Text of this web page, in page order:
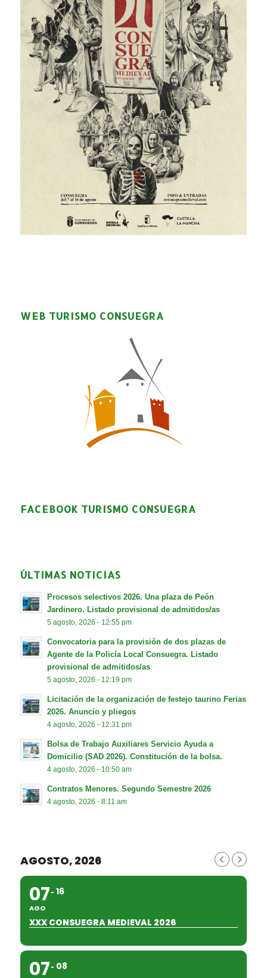
WEB TURISMO CONSUEGRA
FACEBOOK TURISMO CONSUEGRA
ÚLTIMAS NOTICIAS
Procesos selectivos 2026. Una plaza de Peón
Jardinero. Listado provisional de admitidos/as
5 agosto, 2026 - 12:55 pm
Convocatoria para la provisión de dos plazas de
Agente de la Policía Local Consuegra. Listado
provisional de admitidos/as
5 agosto, 2026 - 12:19 pm
Licitación de la organización de festejo taurino Ferias
2026. Anuncio y pliegos
4 agosto, 2026 - 12:31 pm
Bolsa de Trabajo Auxiliares Servicio Ayuda a
Domicilio (SAD 2026). Constitución de la bolsa.
4 agosto, 2026 - 10:50 am
Contratos Menores. Segundo Semestre 2026
4 agosto, 2026 - 8:11 am
AGOSTO, 2026
07
AGO
16
XXX CONSUEGRA MEDIEVAL 2026
07 08